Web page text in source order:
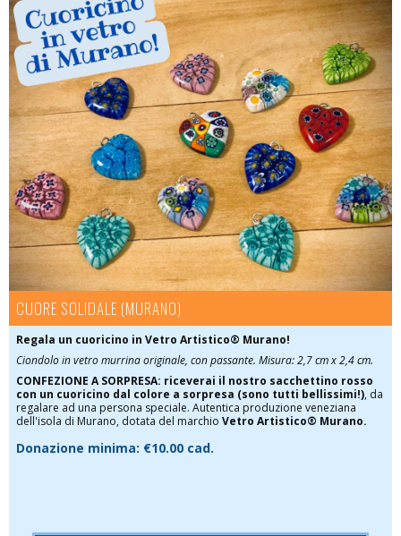
CUORE SOLIDALE (MURANO)
Regala un cuoricino in Vetro Artistico® Murano!
Ciondolo in vetro murrina originale, con passante. Misura: 2,7 cm x 2,4 cm.
CONFEZIONE A SORPRESA: riceverai il nostro sacchettino rosso
con un cuoricino dal colore a sorpresa (sono tutti bellissimi!), da
regalare ad una persona speciale. Autentica produzione veneziana
dell'isola di Murano, dotata del marchio Vetro Artistico® Murano.
Donazione minima: €10.00 cad.